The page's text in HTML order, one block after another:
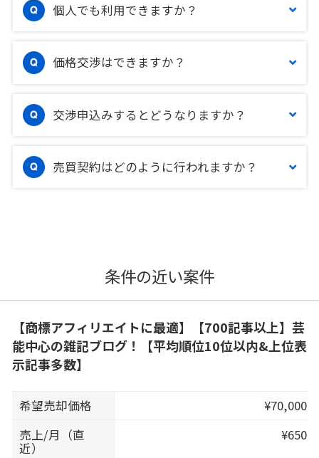
個人でも利用できますか？
価格交渉はできますか？
交渉申込みするとどうなりますか？
売買契約はどのように行われますか？
条件の近い案件
【商標アフィリエイトに最適】【700記事以上】芸
能中心の雑記ブログ！【平均順位10位以内&上位表
示記事多数】
希望売却価格
¥70,000
売上/月（直
近）
¥650